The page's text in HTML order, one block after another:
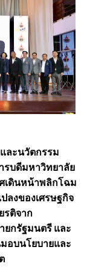
ละนวัตกรรม
บดีมหาวิทยาลัย
เดินหน้าพลิกโฉม
ลงของเศรษฐกิจ
รติจาก
ยกรัฐมนตรี และ
อบนโยบายและ